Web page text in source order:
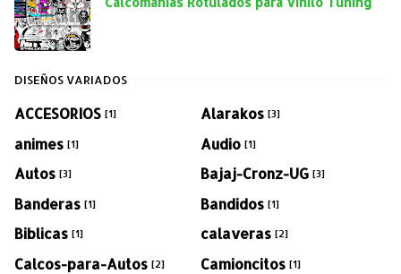
DISEÑOS VARIADOS
ACCESORIOS [1] Alarakos [3]
animes [1] Audio [1]
Autos [3] Bajaj-Cronz-UG [3]
Banderas [1] Bandidos [1]
Biblicas [1] calaveras [2]
Calcos-para-Autos [2] Camioncitos [1]